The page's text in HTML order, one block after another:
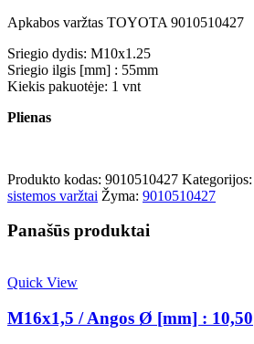
Apkabos varžtas TOYOTA 9010510427
Sriegio dydis: M10x1.25
Sriegio ilgis [mm] : 55mm
Kiekis pakuotėje: 1 vnt
Plienas
Produkto kodas: 9010510427 Kategorijos:
sistemos varžtai Žyma: 9010510427
Panašūs produktai
Quick View
M16x1,5 / Angos Ø [mm] : 10,50